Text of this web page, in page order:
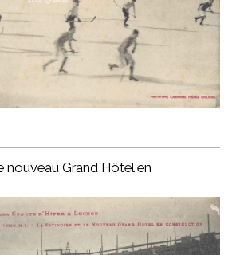
nouveau Grand Hôtel en